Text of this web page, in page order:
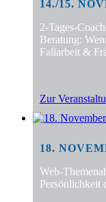
14./15.
2-Tages-
Beratung:
Fallarbeit &
Zur
18.
Web-
Persönlichkeit